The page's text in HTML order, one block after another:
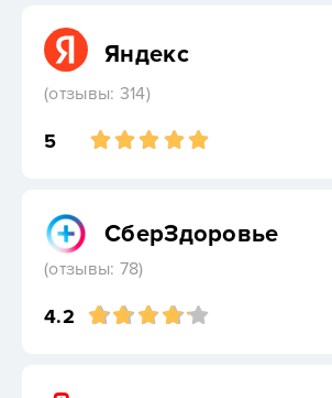
Яндекс
(отзывы: 314)
5
СберЗдоровье
(отзывы: 78)
4.2